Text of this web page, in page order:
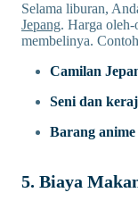
Selama liburan,
Jepang. Harga oleh-
membelinya.
Camilan
Seni dan
Barang
5. Biaya